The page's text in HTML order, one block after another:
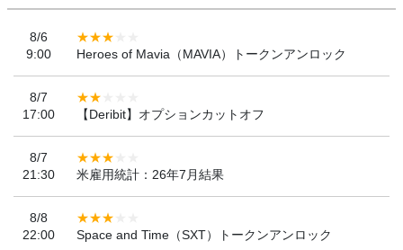
8/6
9:00
Heroes of Mavia（MAVIA）トークンアンロック
8/7
17:00
【Deribit】オプションカットオフ
8/7
21:30
米雇用統計：26年7月結果
8/8
22:00
Space and Time（SXT）トークンアンロック